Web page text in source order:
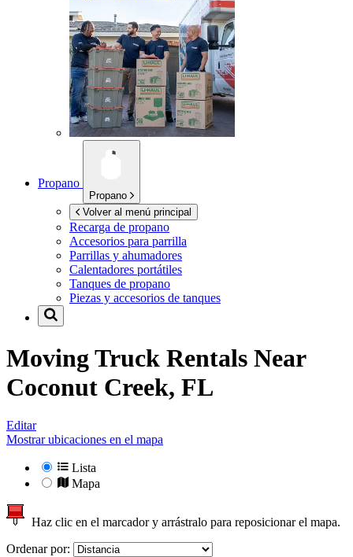
Propano
Propano
Volver al menú principal
Recarga de propano
Accesorios para parrilla
Parrillas y ahumadores
Calentadores portátiles
Tanques de propano
Piezas y accesorios de tanques
Moving Truck Rentals Near
Coconut Creek, FL
Editar
Mostrar ubicaciones en el mapa
Lista
Mapa
Haz clic en el marcador y arrástralo para reposicionar el mapa.
Ordenar por: